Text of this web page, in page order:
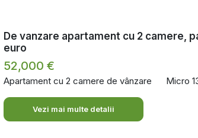
De vanzare apartament cu 2 camere,
euro
52,000 €
Apartament cu 2 camere de vânzare Micro
Vezi mai multe detalii